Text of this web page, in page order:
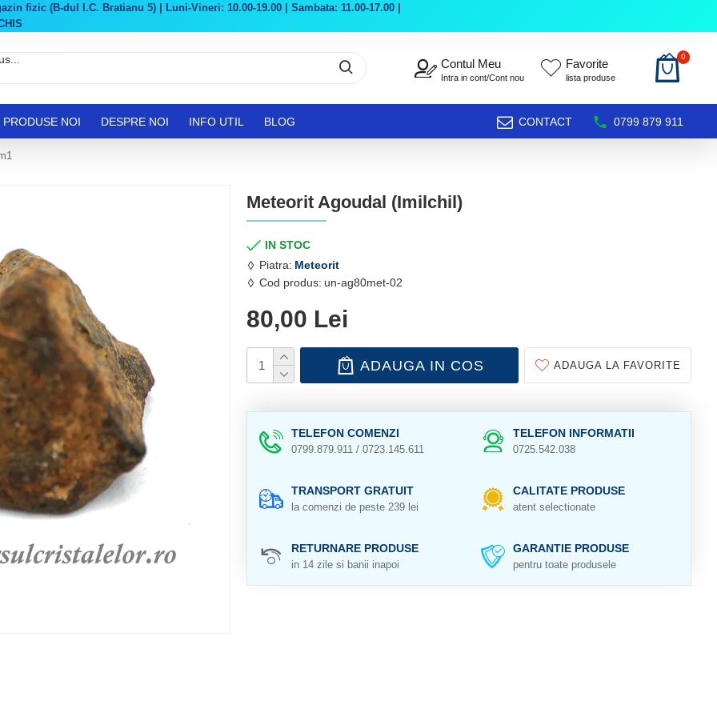
fizic (B-dul I.C. Bratianu 5) | Luni-Vineri: 10.00-19.00 | Sambata: 11.00-17.00 |
Contul Meu
Intra in cont/Cont nou
Favorite
lista produse
0
PRODUSE NOI DESPRE NOI INFO UTIL BLOG CONTACT 0799 879 911
Meteorit Agoudal (Imilchil)
IN STOC
Piatra: Meteorit
Cod produs: un-ag80met-02
80,00 Lei
ADAUGA IN COS ADAUGA LA FAVORITE
TELEFON COMENZI
0799.879.911 / 0723.145.611
TELEFON INFORMATII
0725.542.038
TRANSPORT GRATUIT
la comenzi de peste 239 lei
CALITATE PRODUSE
atent selectionate
RETURNARE PRODUSE
in 14 zile si banii inapoi
GARANTIE PRODUSE
pentru toate produsele